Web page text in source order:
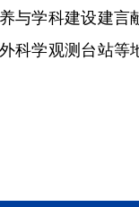
与学科建设建
科学观测台站